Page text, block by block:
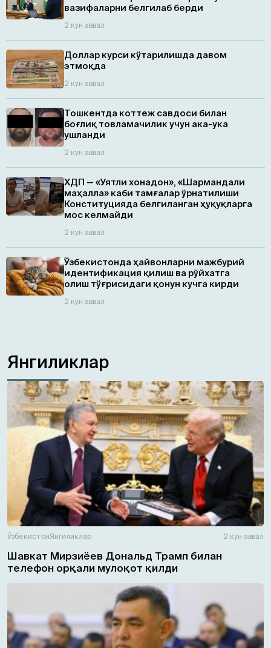
вазифаларни белгилаб берди
2 кун аввал
Доллар курси кўтарилишда давом
этмоқда
2 кун аввал
Тошкентда коттеж савдоси билан
боғлиқ товламачилик учун ака-ука
ушланди
2 кун аввал
ХДП — «Уятли хонадон», «Шармандали
маҳалла» каби тамғалар ўрнатилиши
Конституцияда белгиланган ҳуқуқларга
мос келмайди
2 кун аввал
Ўзбекистонда ҳайвонларни мажбурий
идентификация қилиш ва рўйхатга
олиш тўғрисидаги қонун кучга кирди
2 кун аввал
Янгиликлар
ЎзбекистонЯнгиликлар 2 кун аввал
Шавкат Мирзиёев Дональд Трамп билан
телефон орқали мулоқот қилди